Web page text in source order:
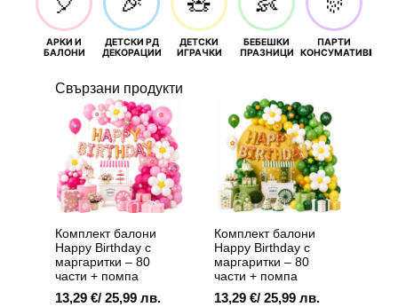
АРКИ И
БАЛОНИ
ДЕТСКИ РД
ДЕКОРАЦИИ
ДЕТСКИ
ИГРАЧКИ
БЕБЕШКИ
ПРАЗНИЦИ
ПАРТИ
КОНСУМАТИВИ
Свързани продукти
Комплект балони
Happy Birthday с
маргаритки – 80
части + помпа
13,29 €/ 25,99 лв.
Комплект балони
Happy Birthday с
маргаритки – 80
части + помпа
13,29 €/ 25,99 лв.